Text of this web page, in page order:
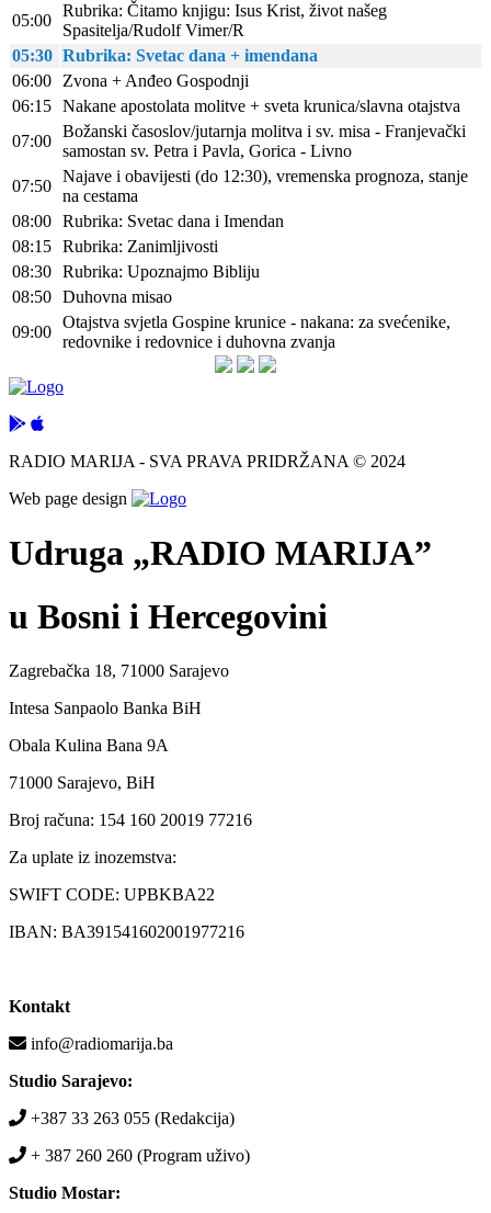
05:00
Rubrika: Čitamo knjigu: Isus Krist, život našeg
Spasitelja/Rudolf Vimer/R
05:30 Rubrika: Svetac dana + imendana
06:00
Zvona + Anđeo Gospodnji
06:15 Nakane apostolata molitve + sveta krunica/slavna otajstva
07:00
Božanski časoslov/jutarnja molitva i sv. misa - Franjevački
samostan sv. Petra i Pavla, Gorica - Livno
07:50
Najave i obavijesti (do 12:30), vremenska prognoza, stanje
na cestama
08:00 Rubrika: Svetac dana i Imendan
08:15 Rubrika: Zanimljivosti
08:30 Rubrika: Upoznajmo Bibliju
08:50 Duhovna misao
09:00
Otajstva svjetla Gospine krunice - nakana: za svećenike,
redovnike i redovnice i duhovna zvanja
RADIO MARIJA - SVA PRAVA PRIDRŽANA © 2024
Web page design
Udruga „RADIO MARIJA”
u Bosni i Hercegovini
Zagrebačka 18, 71000 Sarajevo
Intesa Sanpaolo Banka BiH
Obala Kulina Bana 9A
71000 Sarajevo, BiH
Broj računa: 154 160 20019 77216
Za uplate iz inozemstva:
SWIFT CODE: UPBKBA22
IBAN: BA391541602001977216
Kontakt
info@radiomarija.ba
Studio Sarajevo:
+387 33 263 055 (Redakcija)
+ 387 260 260 (Program uživo)
Studio Mostar: